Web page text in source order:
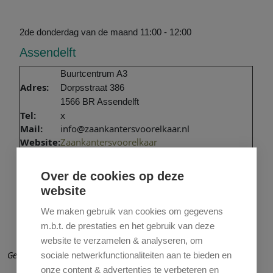
Over de cookies op deze
website
We maken gebruik van cookies om gegevens
m.b.t. de prestaties en het gebruik van deze
website te verzamelen & analyseren, om
sociale netwerkfunctionaliteiten aan te bieden en
onze content & advertenties te verbeteren en
2de donderdag van de maand 11:00 - 12:00
Assendelft
Adres:
Buurtcentrum A3
Dorpsstraat 386
1566 BR Assendelft
Tel:
x
Mail:
info@zaankantersvoorelkaar.nl
Website:Zaankantersvoorelkaar
Geen aanmelding vooraf nodig.